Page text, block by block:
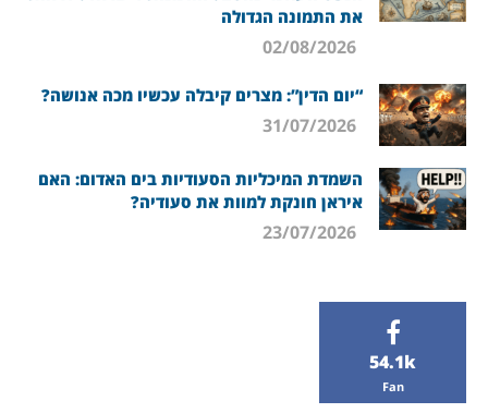
את התמונה הגדולה
“יום הדין”: מצרים קיבלה עכשיו מכה אנושה?
השמדת המיכליות הסעודיות בים האדום: האם
איראן חונקת למוות את סעודיה?
54.1k
Fan